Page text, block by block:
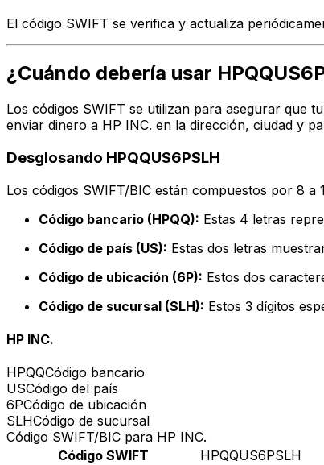
El código SWIFT se verifica y actualiza
¿Cuándo debería usar
Los códigos SWIFT se utilizan para asegurar que
enviar dinero a HP INC. en la dirección, ciudad y
Desglosando HPQQUS6PSLH
Los códigos SWIFT/BIC están compuestos por 8
Código bancario (HPQQ): Estas 4 letras
Código de país (US): Estas dos letras
Código de ubicación (6P): Estos dos
Código de sucursal (SLH): Estos 3 dígitos
HP INC.
HPQQCódigo bancario
USCódigo del país
6PCódigo de ubicación
SLHCódigo de sucursal
Código SWIFT/BIC para HP INC.
Código SWIFT
HPQQUS6PSLH